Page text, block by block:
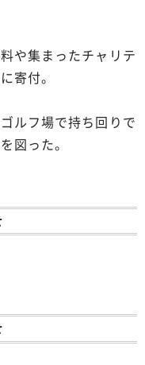
や集まったチャリテ
寄付。
ルフ場で持ち回りで
図った。